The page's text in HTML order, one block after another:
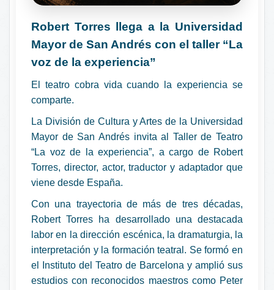
Robert Torres llega a la Universidad
Mayor de San Andrés con el taller “La
voz de la experiencia”
El teatro cobra vida cuando la experiencia se
comparte.
La División de Cultura y Artes de la Universidad
Mayor de San Andrés invita al Taller de Teatro
“La voz de la experiencia”, a cargo de Robert
Torres, director, actor, traductor y adaptador que
viene desde España.
Con una trayectoria de más de tres décadas,
Robert Torres ha desarrollado una destacada
labor en la dirección escénica, la dramaturgia, la
interpretación y la formación teatral. Se formó en
el Instituto del Teatro de Barcelona y amplió sus
estudios con reconocidos maestros como Peter